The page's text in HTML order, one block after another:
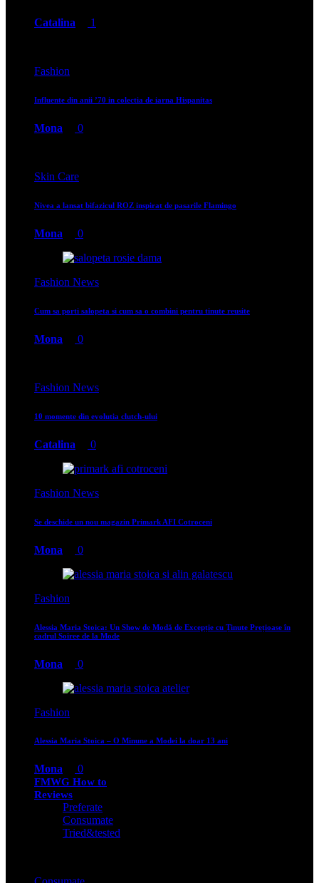
Catalina 1
Fashion
Influente din anii ’70 in colectia de iarna Hispanitas
Mona 0
Skin Care
Nivea a lansat bifazicul ROZ inspirat de pasarile Flamingo
Mona 0
Fashion News
Cum sa porti salopeta si cum sa o combini pentru tinute reusite
Mona 0
Fashion News
10 momente din evolutia clutch-ului
Catalina 0
Fashion News
Se deschide un nou magazin Primark AFI Cotroceni
Mona 0
Fashion
Alessia Maria Stoica: Un Show de Modă de Excepție cu Ținute Prețioase în
cadrul Soiree de la Mode
Mona 0
Fashion
Alessia Maria Stoica – O Minune a Modei la doar 13 ani
Mona 0
FMWG How to
Reviews
Preferate
Consumate
Tried&tested